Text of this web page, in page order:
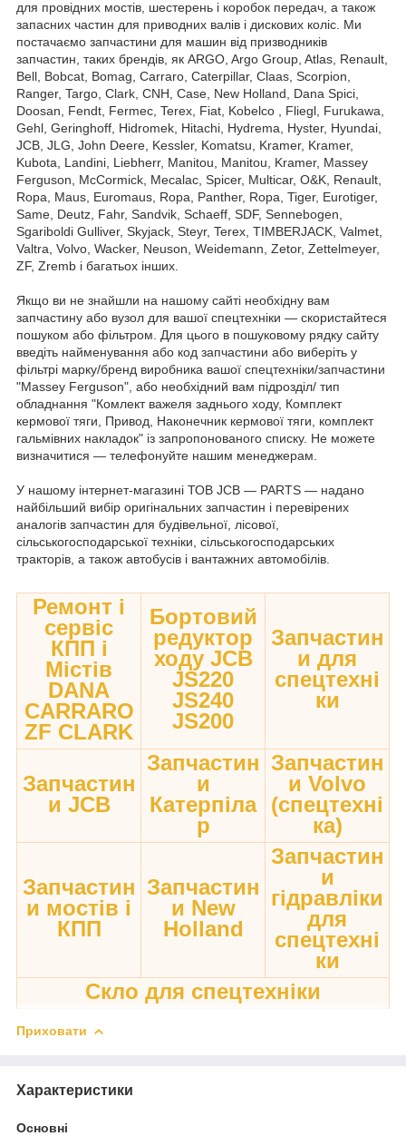
для провідних мостів, шестерень і коробок передач, а також
запасних частин для приводних валів і дискових коліс. Ми
постачаємо запчастини для машин від призводників
запчастин, таких брендів, як ARGO, Argo Group, Atlas, Renault,
Bell, Bobcat, Bomag, Carraro, Caterpillar, Claas, Scorpion,
Ranger, Targo, Clark, CNH, Case, New Holland, Dana Spici,
Doosan, Fendt, Fermec, Terex, Fiat, Kobelco , Fliegl, Furukawa,
Gehl, Geringhoff, Hidromek, Hitachi, Hydrema, Hyster, Hyundai,
JCB, JLG, John Deere, Kessler, Komatsu, Kramer, Kramer,
Kubota, Landini, Liebherr, Manitou, Manitou, Kramer, Massey
Ferguson, McCormick, Mecalac, Spicer, Multicar, O&K, Renault,
Ropa, Maus, Euromaus, Ropa, Panther, Ropa, Tiger, Eurotiger,
Same, Deutz, Fahr, Sandvik, Schaeff, SDF, Sennebogen,
Sgariboldi Gulliver, Skyjack, Steyr, Terex, TIMBERJACK, Valmet,
Valtra, Volvo, Wacker, Neuson, Weidemann, Zetor, Zettelmeyer,
ZF, Zremb і багатьох інших.
Якщо ви не знайшли на нашому сайті необхідну вам
запчастину або вузол для вашої спецтехніки — скористайтеся
пошуком або фільтром. Для цього в пошуковому рядку сайту
введіть найменування або код запчастини або виберіть у
фільтрі марку/бренд виробника вашої спецтехніки/запчастини
"Massey Ferguson", або необхідний вам підрозділ/ тип
обладнання "Комлект важеля заднього ходу, Комплект
кермової тяги, Привод, Наконечник кермової тяги, комплект
гальмівних накладок" із запропонованого списку. Не можете
визначитися — телефонуйте нашим менеджерам.
У нашому інтернет-магазині ТОВ JCB — PARTS — надано
найбільший вибір оригінальних запчастин і перевірених
аналогів запчастин для будівельної, лісової,
сільськогосподарської техніки, сільськогосподарських
тракторів, а також автобусів і вантажних автомобілів.
Ремонт і
сервіс
КПП і
Містів
DANA
CARRARO
ZF CLARK
Бортовий
редуктор
ходу JCB
JS220
JS240
JS200
Запчастин
и для
спецтехні
ки
Запчастин
и JCB
Запчастин
и
Катерпіла
р
Запчастин
и Volvo
(спецтехні
ка)
Запчастин
и мостів і
КПП
Запчастин
и New
Holland
Запчастин
и
гідравліки
для
спецтехні
ки
Скло для спецтехніки
Приховати
Характеристики
Основні